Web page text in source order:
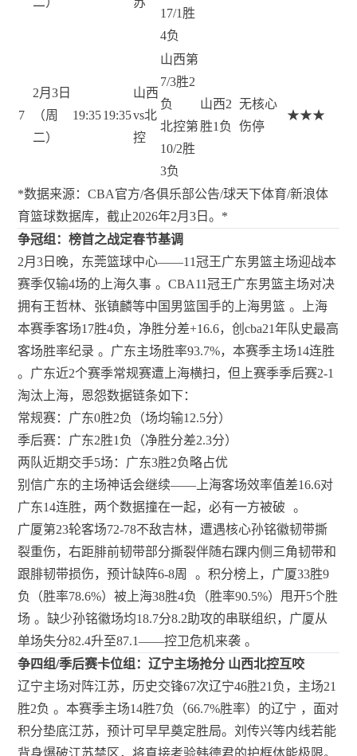
17/1胜
4负
7
2月3日
（周
二）
19:3519:35
山西
vs北
控
山西第
7/3胜2
负
北控第
10/2胜
3负
山西2
胜1负
无核心
伤停
★★★
*数据来源：CBA官方/各俱乐部公告/球天下体育/新浪体
育篮球数据库，截止2026年2月3日。 *
争冠组：榜首之战定春节基调
2月3日晚，东莞篮球中心——11冠王广东男篮主场迎战本
赛季仅输4场的上海久事 。CBA11冠王广东男篮主场对决
拥有王哲林、张镇麟等中国男篮国手的上海男篮 。上海
本赛季客场17胜4负，净胜分差+16.6，创cba21年队史最高
客场胜率纪录 。广东主场胜率93.7%，本赛季主场14连胜
。广东近2个赛季常规赛遭上海横扫，但上赛季季后赛2-1
淘汰上海，恩怨数据链条如下：
常规赛：广东0胜2负（场均输12.5分）
季后赛：广东2胜1负（净胜分差2.3分）
两队近期交手5场：广东3胜2负略占优
别信广东的主场神话会继续——上海客场效率值差16.6对
广东14连胜，两个数据撞在一起，必有一方被破
。
广厦第23轮客场72-78不敌吉林，遭遇核心孙铭徽韧带撕
裂重伤，右距腓前韧带部分撕裂伴随右踝内侧三角韧带和
跟腓韧带损伤，预计缺阵6-8周
。积分榜上，广厦33胜9
负（胜率78.6%）被上海38胜4负（胜率90.5%）甩开5个胜
场 。缺少孙铭徽场均18.7分8.2助攻的串联组织，广厦从
单场失分82.4升至87.1——控卫危机来袭 。
争四组/季后赛卡位组：辽宁主场抢分 山西北控互咬
辽宁主场对阵江苏，历史交锋67次辽宁46胜21负，主场21
胜2负 。本赛季主场14胜7负（66.7%胜率）的辽宁 ，面对
积分垫底江苏，预计可早早奠定胜局。刘传兴等内线若能
背身爆破江苏禁区，将直接考验韩德君的护框体能极限。